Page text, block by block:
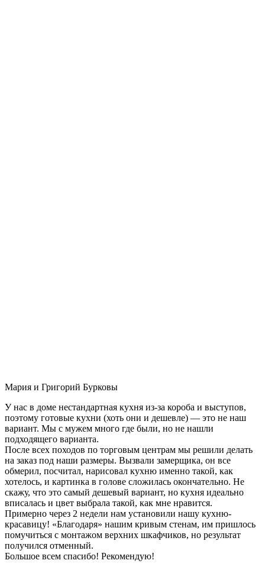
Мария и Григорий Бурковы
У нас в доме нестандартная кухня из-за короба и выступов,
поэтому готовые кухни (хоть они и дешевле) — это не наш
вариант. Мы с мужем много где были, но не нашли
подходящего варианта.
После всех походов по торговым центрам мы решили делать
на заказ под наши размеры. Вызвали замерщика, он все
обмерил, посчитал, нарисовал кухню именно такой, как
хотелось, и картинка в голове сложилась окончательно. Не
скажу, что это самый дешевый вариант, но кухня идеально
вписалась и цвет выбрала такой, как мне нравится.
Примерно через 2 недели нам установили нашу кухню-
красавицу! «Благодаря» нашим кривым стенам, им пришлось
помучиться с монтажом верхних шкафчиков, но результат
получился отменный.
Большое всем спасибо! Рекомендую!